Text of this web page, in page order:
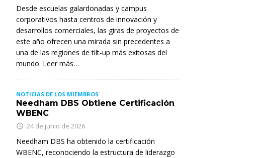
Desde escuelas galardonadas y campus
corporativos hasta centros de innovación y
desarrollos comerciales, las giras de proyectos de
este año ofrecen una mirada sin precedentes a
una de las regiones de tilt-up más exitosas del
mundo. Leer más…
NOTICIAS DE LOS MIEMBROS
Needham DBS Obtiene Certificación
WBENC
24 de junio de 2026
Needham DBS ha obtenido la certificación
WBENC, reconociendo la estructura de liderazgo